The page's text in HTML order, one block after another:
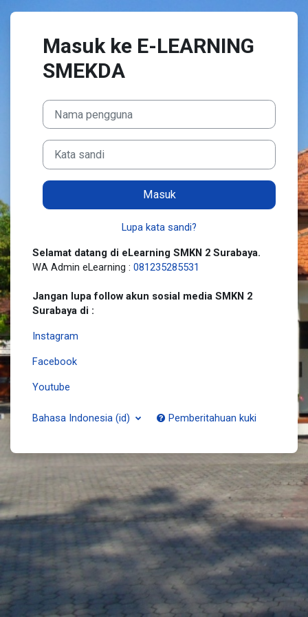
Masuk ke E-LEARNING
SMEKDA
Nama pengguna
Kata sandi
Masuk
Lupa kata sandi?
Selamat datang di eLearning SMKN 2 Surabaya.
WA Admin eLearning : 081235285531
Jangan lupa follow akun sosial media SMKN 2
Surabaya di :
Instagram
Facebook
Youtube
Bahasa Indonesia ‎(id)‎ Pemberitahuan kuki